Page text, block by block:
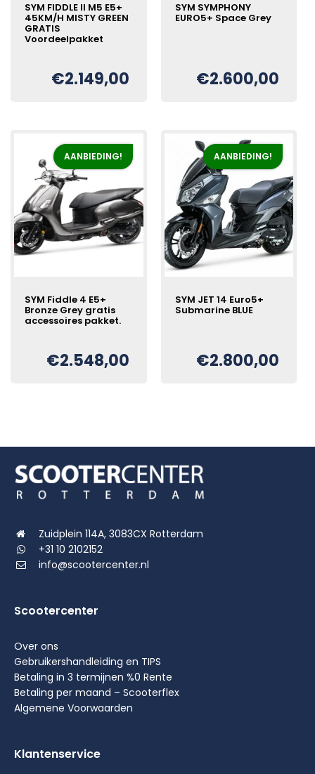
SYM FIDDLE II M5 E5+
45KM/H MISTY GREEN
GRATIS
Voordeelpakket
Oorspronkelijke
€2.149,00
Huidige
SYM SYMPHONY
EURO5+ Space Grey
prijs
was:
€2.600,00
prijs
is:
AANBIEDING!
SYM Fiddle 4 E5+
Bronze Grey gratis
accessoires pakket.
Oorspronkelijke
€2.548,00
Huidige
AANBIEDING!
SYM JET 14 Euro5+
Submarine BLUE
prijs
€2.800,00
prijs
Zuidplein 114A, 3083CX Rotterdam
+31 10 2102152
info@scootercenter.nl
Scootercenter
Over ons
Gebruikershandleiding en TIPS
Betaling in 3 termijnen %0 Rente
Betaling per maand – Scooterflex
Algemene Voorwaarden
Klantenservice